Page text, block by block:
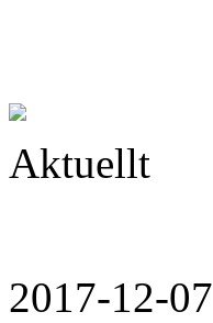
Aktuellt
2017-12-07